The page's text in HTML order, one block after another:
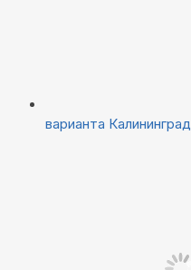
варианта Калининград